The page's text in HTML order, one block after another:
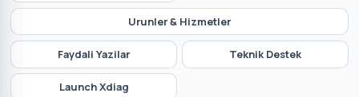
Urunler & Hizmetler
Faydali Yazilar Teknik Destek
Launch Xdiag